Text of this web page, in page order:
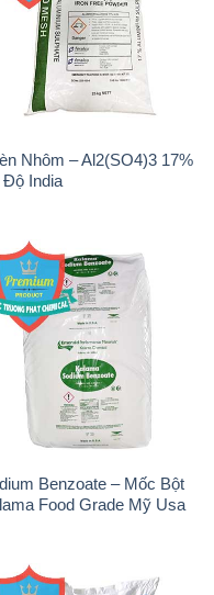
Nhôm – Al2(SO4)3 17%
Độ India
Benzoate – Mốc Bột
Food Grade Mỹ Usa